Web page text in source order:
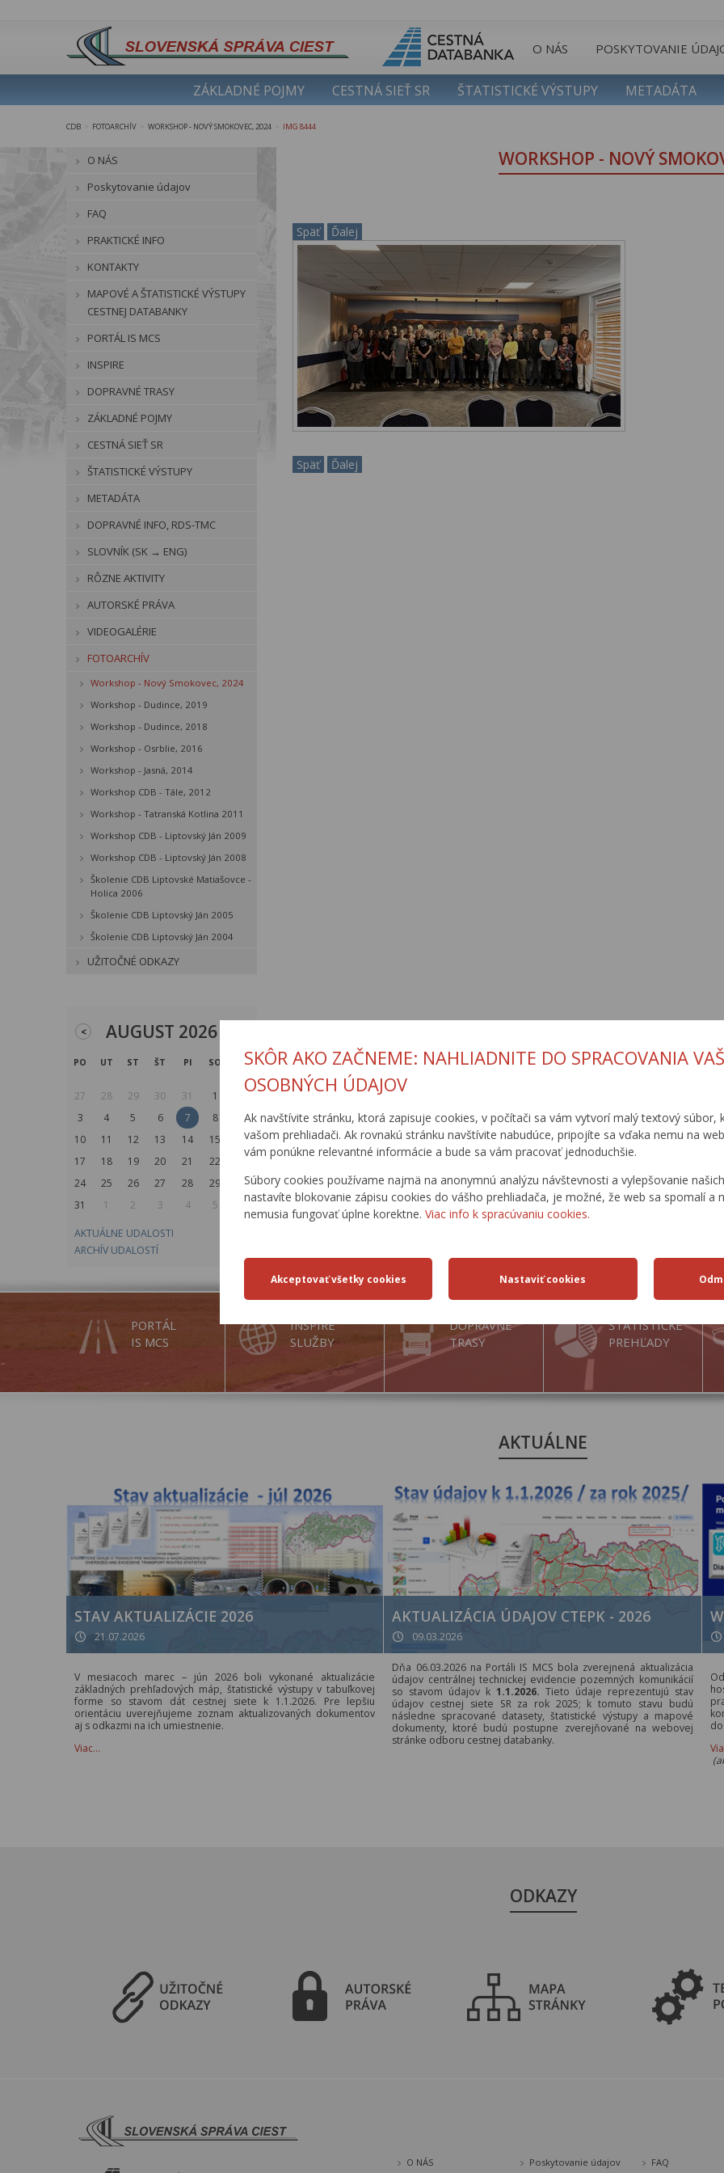
SKÔR AKO ZAČNEME: NAHLIADNITE DO SPRACOVANIA
OSOBNÝCH ÚDAJOV
Ak navštívite stránku, ktorá zapisuje cookies, v počítači sa vám vytvorí malý textový súbor,
vašom prehliadači. Ak rovnakú stránku navštívite nabudúce, pripojíte sa vďaka nemu na
vám ponúkne relevantné informácie a bude sa vám pracovať jednoduchšie.
Súbory cookies používame najmä na anonymnú analýzu návštevnosti a vylepšovanie
nastavíte blokovanie zápisu cookies do vášho prehliadača, je možné, že web sa spomalí a
nemusia fungovať úplne korektne. Viac info k spracúvaniu cookies.
O NÁS POSKYTOVANIE
ZÁKLADNÉ POJMY CESTNÁ SIEŤ SR ŠTATISTICKÉ VÝSTUPY METADÁTA
CDB FOTOARCHÍV WORKSHOP - NOVÝ SMOKOVEC, 2024 IMG 8444
WORKSHOP - NOVÝ
Späť Ďalej
Späť Ďalej
O NÁS
Poskytovanie údajov
FAQ
PRAKTICKÉ INFO
KONTAKTY
MAPOVÉ A ŠTATISTICKÉ VÝSTUPY
CESTNEJ DATABANKY
PORTÁL IS MCS
INSPIRE
DOPRAVNÉ TRASY
ZÁKLADNÉ POJMY
CESTNÁ SIEŤ SR
ŠTATISTICKÉ VÝSTUPY
METADÁTA
DOPRAVNÉ INFO, RDS-TMC
SLOVNÍK (SK → ENG)
RÔZNE AKTIVITY
AUTORSKÉ PRÁVA
VIDEOGALÉRIE
FOTOARCHÍV
Workshop - Nový Smokovec, 2024
Workshop - Dudince, 2019
Workshop - Dudince, 2018
Workshop - Osrblie, 2016
Workshop - Jasná, 2014
Workshop CDB - Tále, 2012
Workshop - Tatranská Kotlina 2011
Workshop CDB - Liptovský Ján 2009
Workshop CDB - Liptovský Ján 2008
Školenie CDB Liptovské Matiašovce -
Holica 2006
Školenie CDB Liptovský Ján 2005
Školenie CDB Liptovský Ján 2004
UŽITOČNÉ ODKAZY
< AUGUST 2026
PO UT ST ŠT PI SO NE
27 28 29 30 31 1
3
4 5 6 7 8
9
10
11 12 13 14 15
16
17
18 19 20 21 22
24
25 26 27 28 29
30
31
1 2 3 4 5 6
AKTUÁLNE UDALOSTI
ARCHÍV UDALOSTÍ
PORTÁL
IS MCS
INSPIRE
SLUŽBY
DOPRAVNÉ
TRASY
ŠTATISTICKÉ
PREHĽADY
AKTUÁLNE
STAV AKTUALIZÁCIE 2026
21.07.2026
V mesiacoch marec – jún 2026 boli vykonané aktualizácie
základných prehľadových máp, štatistické výstupy v tabuľkovej
forme so stavom dát cestnej siete k 1.1.2026. Pre lepšiu
orientáciu uverejňujeme zoznam aktualizovaných dokumentov
aj s odkazmi na ich umiestnenie.
Viac…
AKTUALIZÁCIA ÚDAJOV CTEPK - 2026
09.03.2026
Dňa 06.03.2026 na Portáli IS MCS bola zverejnená aktualizácia
údajov centrálnej technickej evidencie pozemných komunikácií
so stavom údajov k 1.1.2026. Tieto údaje reprezentujú stav
údajov cestnej siete SR za rok 2025; k tomuto stavu budú
následne spracované datasety, štatistické výstupy a mapové
dokumenty, ktoré budú postupne zverejňované na webovej
stránke odboru cestnej databanky.
ODKAZY
O NÁS Poskytovanie údajov FAQ